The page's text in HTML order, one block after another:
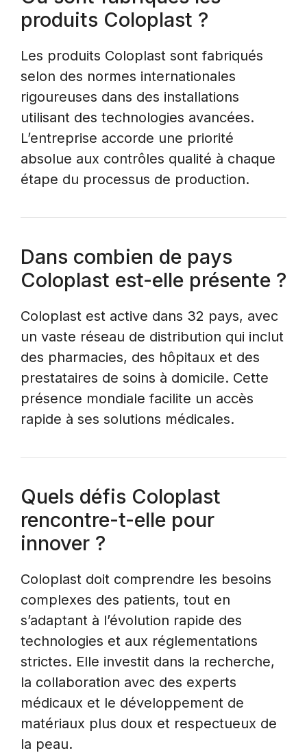
produits Coloplast ?
Les produits Coloplast sont fabriqués
selon des normes internationales
rigoureuses dans des installations
utilisant des technologies avancées.
L’entreprise accorde une priorité
absolue aux contrôles qualité à chaque
étape du processus de production.
Dans combien de pays
Coloplast est-elle présente ?
Coloplast est active dans 32 pays, avec
un vaste réseau de distribution qui inclut
des pharmacies, des hôpitaux et des
prestataires de soins à domicile. Cette
présence mondiale facilite un accès
rapide à ses solutions médicales.
Quels défis Coloplast
rencontre-t-elle pour
innover ?
Coloplast doit comprendre les besoins
complexes des patients, tout en
s’adaptant à l’évolution rapide des
technologies et aux réglementations
strictes. Elle investit dans la recherche,
la collaboration avec des experts
médicaux et le développement de
matériaux plus doux et respectueux de
la peau.